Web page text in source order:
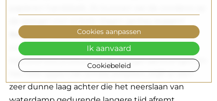
Autowas
– deze methode lijkt misschien
controversieel, maar als we een minimale
hoeveelheid product op de spiegel aanbrengen en
het hele oppervlak ermee polijsten, blijft er een
zeer dunne laag achter die het neerslaan van
Cookiebeleid
Cookies aanpassen
Ik aanvaard